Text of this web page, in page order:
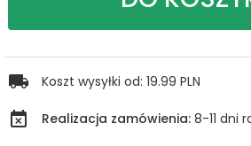
Koszt wysyłki od: 19.99 PLN
Realizacja zamówienia: 8-11 dni